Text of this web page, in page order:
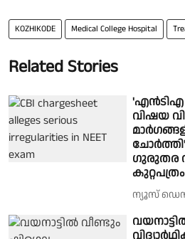
KOZHIKODE Medical College Hospital
Related Stories
'എൻടിഎ
വിഷയ
ഗുരുതര
കുറ്റപത്രം
ന്യൂസ്